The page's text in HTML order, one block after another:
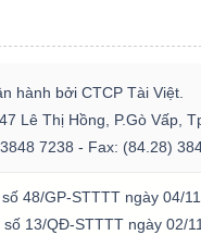
hành bởi CTCP Tài Việt.
Lê Thị Hồng, P.Gò Vấp,
7238 - Fax: (84.28)
48/GP-STTTT ngày 04/
số 13/QĐ-STTTT ngày 02/